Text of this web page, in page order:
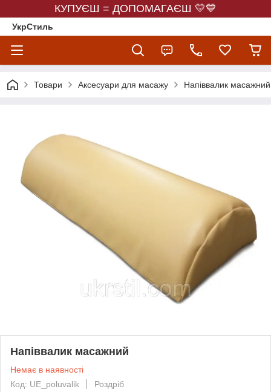
КУПУЄШ = ДОПОМАГАЄШ 💛💙
УкрСтиль
Товари Аксесуари для масажу Напіввалик масажний
Напіввалик масажний
Немає в наявності
Код: UE_poluvalik
Роздріб